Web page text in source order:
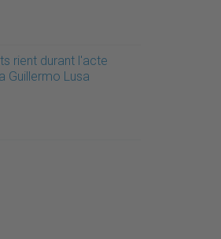
rient durant l'acte
Guillermo Lusa